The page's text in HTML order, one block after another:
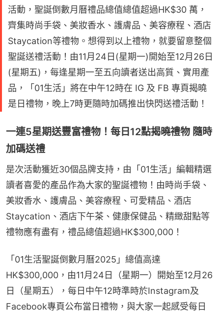
活動，聖誕倒數月曆禮品總值總值超過HK$30 萬，
齊集時尚手袋、美妝香水、護膚品、美容療程、酒店
Staycation等禮物。想得到以上禮物，就要留意整個
聖誕送禮活動！由11月24日(星期一)開始至12月26日
(星期五)，每逢星期一至五向讀者送出高質、實用產
品，「01生活」將在中午12時在 IG 及 FB 專頁揭曉
是日禮物，晚上7時更隨時加碼推出快閃送禮活動！
一連5星期送豐富禮物！每日12點揭曉禮物 隨時
加碼送禮
是次活動獲近30個品牌支持，由「01生活」編輯精選
讀者喜愛的產品作為大家的聖誕禮物！由時尚手袋、
美妝香水、護膚品、美容療程、可愛精品、酒店
Staycation、酒店下午茶、健康保健品、精緻甜點等
禮物應有盡有，禮品總值超過HK$300,000！
「01生活聖誕倒數月曆2025」總值高達
HK$300,000，由11月24日（星期一）開始至12月26
日（星期五），每日中午12時準時於Instagram及
Facebook專頁公布當日禮物，與大家一起感受每日